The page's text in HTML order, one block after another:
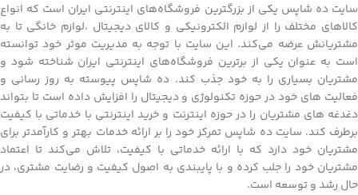
سایت ده شاپس یکی از بزرگترین فروشگاه‌های اینترنتی ایران است که انواع
کالاهای مختلف را از لوازم الکترونیکی و کالای دیجیتال ،لوازم خانگی تا به
مشتریانش عرضه می‌کند. این سایت با توجه به مدیریت موثر خود توانسته
است به عنوان یکی از برترین فروشگاه‌های اینترنتی ایران شناخته شود و
مشتریان بسیاری را به خود جذب کند. ده شاپس پیوسته به روز رسانی و
فعالیت های خود در حوزه تکنولوژی و دیجیتال را افزایش داده است تا بتواند
دغدغه های مشتریان را در حوزه اینترنت و خرید اینترنتی با خدماتی با کیفیت
برطرف کند. سایت ده شاپس تمرکز خود را بر ارائه خدمات بهتر و کارآمدتر برای
مشتریان خود دارد که با ارائه خدماتی با کیفیت، تلاش می‌کند تا اعتماد
مشتریان خود را جلب کرده و با پایبندی به اصول کیفیت و رضایت مشتری، در
حال رشد و توسعه است.